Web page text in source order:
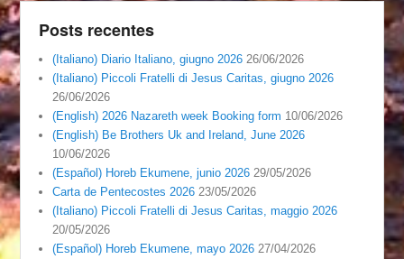
Posts recentes
(Italiano) Diario Italiano, giugno 2026 26/06/2026
(Italiano) Piccoli Fratelli di Jesus Caritas, giugno 2026
26/06/2026
(English) 2026 Nazareth week Booking form 10/06/2026
(English) Be Brothers Uk and Ireland, June 2026
10/06/2026
(Español) Horeb Ekumene, junio 2026 29/05/2026
Carta de Pentecostes 2026 23/05/2026
(Italiano) Piccoli Fratelli di Jesus Caritas, maggio 2026
20/05/2026
(Español) Horeb Ekumene, mayo 2026 27/04/2026